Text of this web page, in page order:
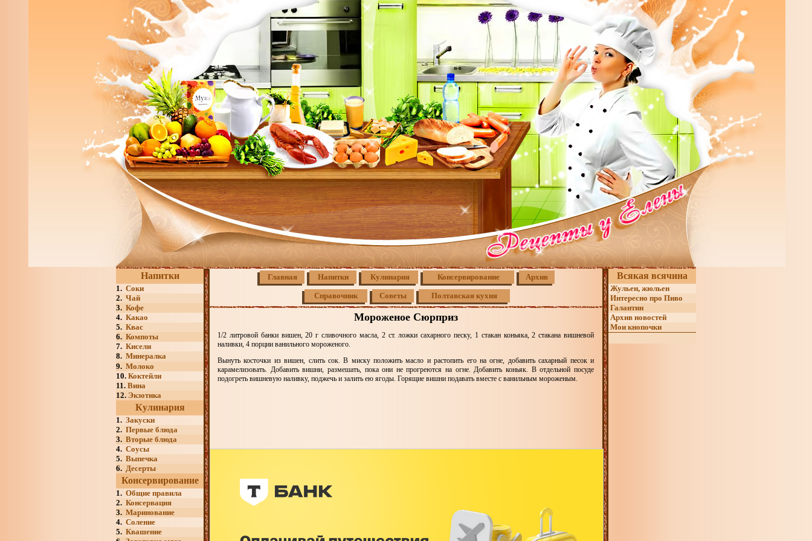
Напитки
1. Соки
2. Чай
3. Кофе
4. Какао
5. Квас
6. Компоты
7. Кисели
8. Минералка
9. Молоко
10. Коктейли
11. Вина
12. Экзотика
Кулинария
1. Закуски
2. Первые блюда
3. Вторые блюда
4. Соусы
5. Выпечка
6. Десерты
Консервирование
1. Общие правила
2. Консервация
3. Маринование
4. Соление
5. Квашение
Главная Напитки Кулинария Консервирование Архив
Справочник Советы Полтавская кухня
Мороженое Сюрприз
1/2 литровой банки вишен, 20 г сливочного масла, 2 ст. ложки сахарного песку, 1 стакан коньяка, 2 стакана вишневой
наливки, 4 порции ванильного мороженого.
Вынуть косточки из вишен, слить сок. В миску положить масло и растопить его на огне, добавить сахарный песок и
карамелизовать. Добавить вишни, размешать, пока они не прогреются на огне. Добавить коньяк. В отдельной посуде
подогреть вишневую наливку, поджечь и залить ею ягоды. Горящие вишни подавать вместе с ванильным мороженым.
Всякая всячина
Жульен, жюльен
Интересно про Пиво
Галантин
Архив новостей
Мои кнопочки